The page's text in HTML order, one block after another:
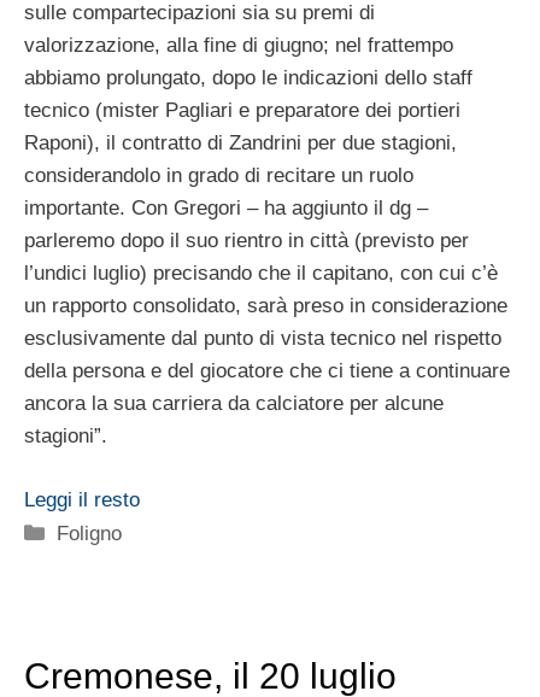
sulle compartecipazioni sia su premi di
valorizzazione, alla fine di giugno; nel frattempo
abbiamo prolungato, dopo le indicazioni dello staff
tecnico (mister Pagliari e preparatore dei portieri
Raponi), il contratto di Zandrini per due stagioni,
considerandolo in grado di recitare un ruolo
importante. Con Gregori – ha aggiunto il dg –
parleremo dopo il suo rientro in città (previsto per
l’undici luglio) precisando che il capitano, con cui c’è
un rapporto consolidato, sarà preso in considerazione
esclusivamente dal punto di vista tecnico nel rispetto
della persona e del giocatore che ci tiene a continuare
ancora la sua carriera da calciatore per alcune
stagioni”.
Leggi il resto
Categorie
Foligno
Cremonese, il 20 luglio